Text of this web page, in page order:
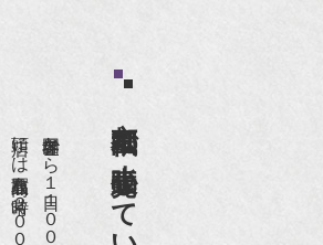
京都祇園で小売販売している